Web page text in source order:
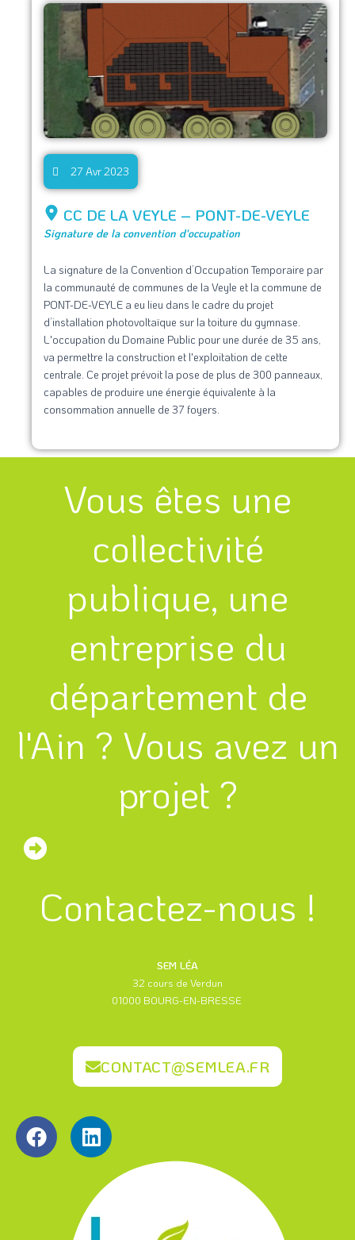
27 Avr 2023
CC DE LA VEYLE – PONT-DE-VEYLE
Signature de la convention d'occupation
La signature de la Convention d’Occupation Temporaire par
la communauté de communes de la Veyle et la commune de
PONT-DE-VEYLE a eu lieu dans le cadre du projet
d’installation photovoltaïque sur la toiture du gymnase.
L'occupation du Domaine Public pour une durée de 35 ans,
va permettre la construction et l'exploitation de cette
centrale. Ce projet prévoit la pose de plus de 300 panneaux,
capables de produire une énergie équivalente à la
consommation annuelle de 37 foyers.
Vous êtes une
collectivité
publique, une
entreprise du
département de
l'Ain ? Vous avez un
projet ?
Contactez-nous !
SEM LÉA
32 cours de Verdun
01000 BOURG-EN-BRESSE
CONTACT@SEMLEA.FR
F
a
L
i
k
e